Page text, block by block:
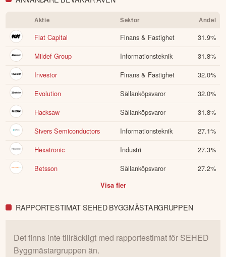
Aktie Sektor Andel
Flat Capital Finans & Fastighet 31.9%
Mildef Group
Informationsteknik 31.8%
Investor
Finans & Fastighet 32.0%
Evolution
Sällanköpsvaror 32.0%
Hacksaw
Sällanköpsvaror 31.8%
Sivers Semiconductors
Informationsteknik 27.1%
Hexatronic
Industri 27.3%
Betsson
Sällanköpsvaror 27.2%
Visa fler
RAPPORTESTIMAT SEHED BYGGMÄSTARGRUPPEN
Det finns inte tillräckligt med rapportestimat för SEHED
Byggmästargruppen än.